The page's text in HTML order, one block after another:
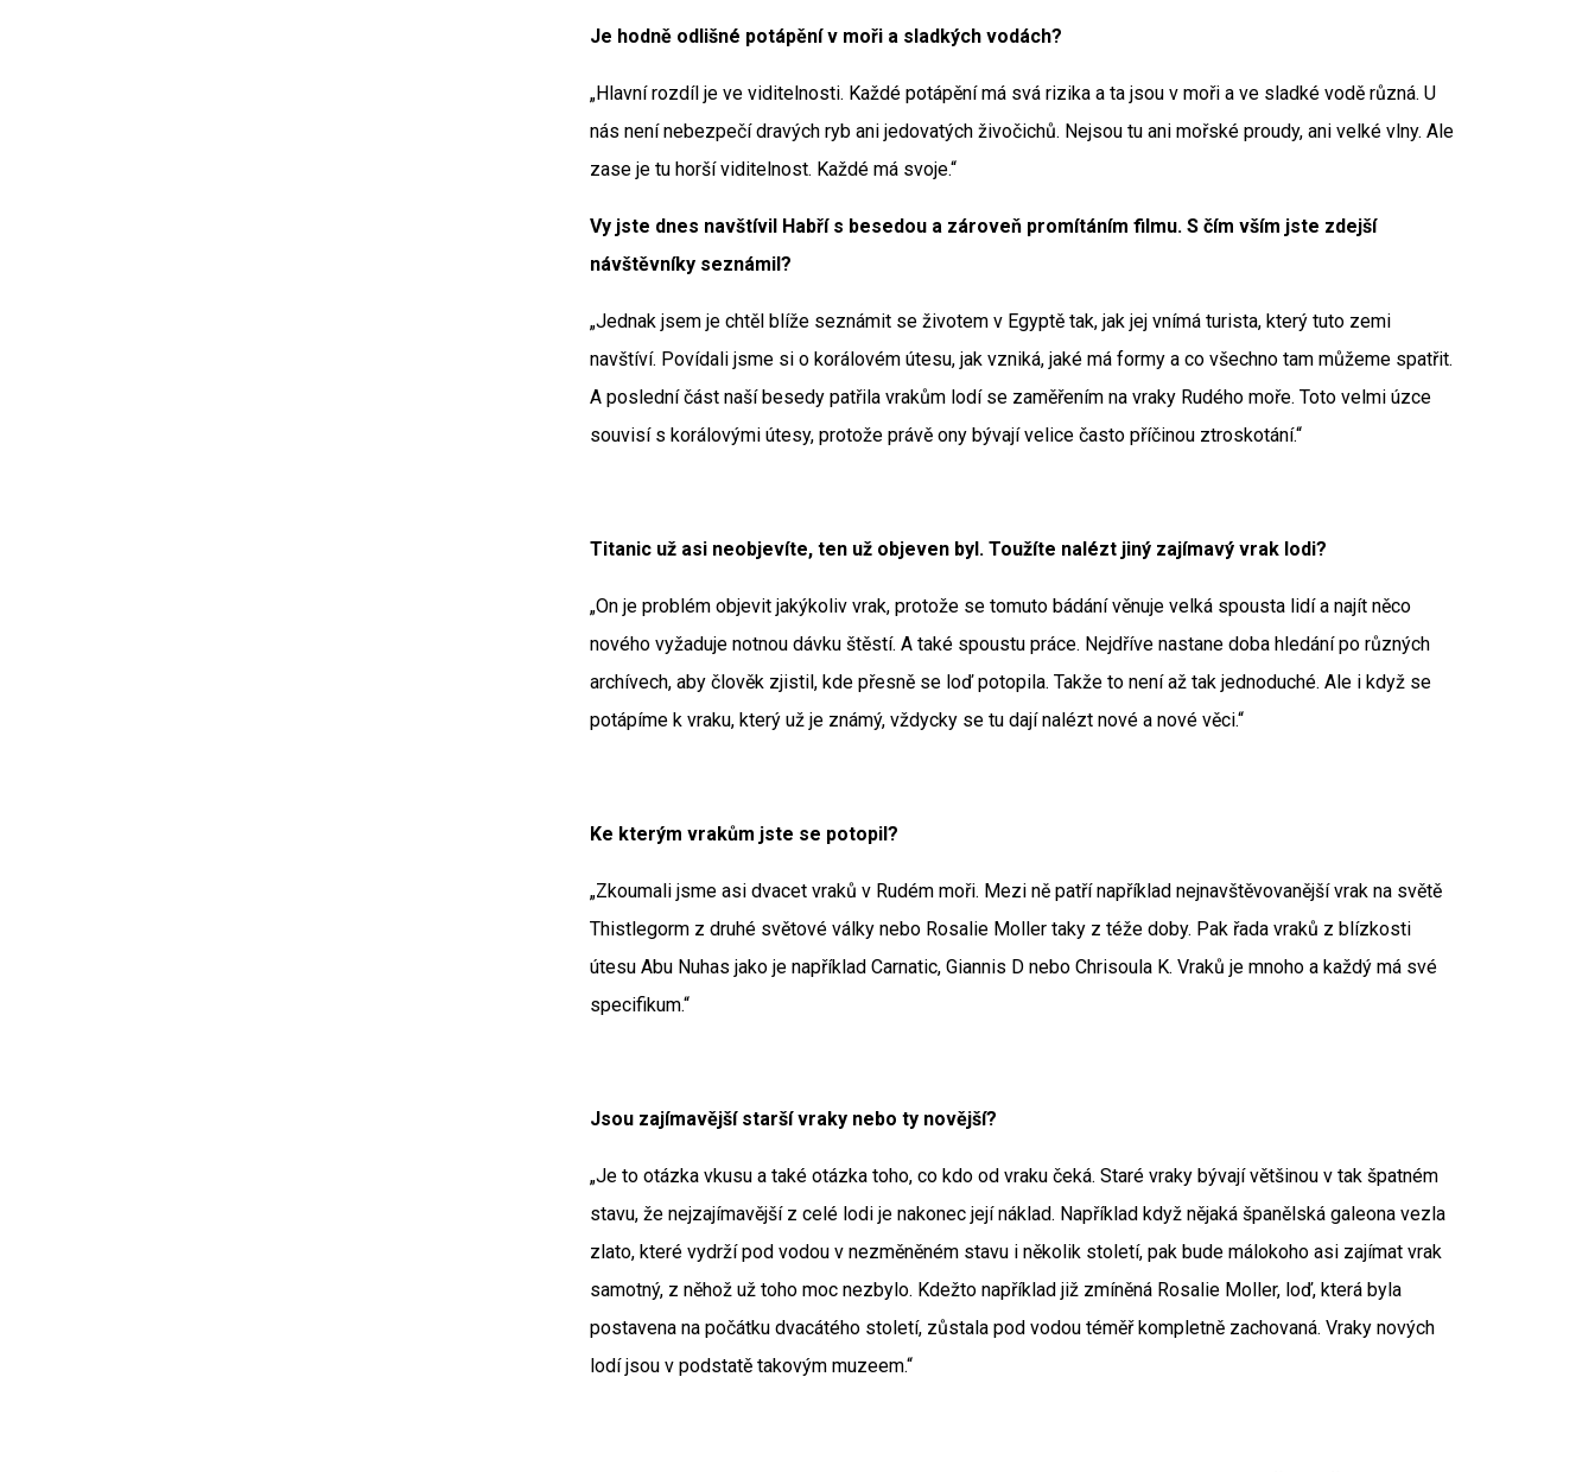
Je hodně odlišné potápění v moři a sladkých vodách?
„Hlavní rozdíl je ve viditelnosti. Každé potápění má svá rizika a ta jsou v moři a ve sladké vodě různá. U
nás není nebezpečí dravých ryb ani jedovatých živočichů. Nejsou tu ani mořské proudy, ani velké vlny. Ale
zase je tu horší viditelnost. Každé má svoje.“
Vy jste dnes navštívil Habří s besedou a zároveň promítáním filmu. S čím vším jste zdejší
návštěvníky seznámil?
„Jednak jsem je chtěl blíže seznámit se životem v Egyptě tak, jak jej vnímá turista, který tuto zemi
navštíví. Povídali jsme si o korálovém útesu, jak vzniká, jaké má formy a co všechno tam můžeme spatřit.
A poslední část naší besedy patřila vrakům lodí se zaměřením na vraky Rudého moře. Toto velmi úzce
souvisí s korálovými útesy, protože právě ony bývají velice často příčinou ztroskotání.“
Titanic už asi neobjevíte, ten už objeven byl. Toužíte nalézt jiný zajímavý vrak lodi?
„On je problém objevit jakýkoliv vrak, protože se tomuto bádání věnuje velká spousta lidí a najít něco
nového vyžaduje notnou dávku štěstí. A také spoustu práce. Nejdříve nastane doba hledání po různých
archívech, aby člověk zjistil, kde přesně se loď potopila. Takže to není až tak jednoduché. Ale i když se
potápíme k vraku, který už je známý, vždycky se tu dají nalézt nové a nové věci.“
Ke kterým vrakům jste se potopil?
„Zkoumali jsme asi dvacet vraků v Rudém moři. Mezi ně patří například nejnavštěvovanější vrak na světě
Thistlegorm z druhé světové války nebo Rosalie Moller taky z téže doby. Pak řada vraků z blízkosti
útesu Abu Nuhas jako je například Carnatic, Giannis D nebo Chrisoula K. Vraků je mnoho a každý má své
specifikum.“
Jsou zajímavější starší vraky nebo ty novější?
„Je to otázka vkusu a také otázka toho, co kdo od vraku čeká. Staré vraky bývají většinou v tak špatném
stavu, že nejzajímavější z celé lodi je nakonec její náklad. Například když nějaká španělská galeona vezla
zlato, které vydrží pod vodou v nezměněném stavu i několik století, pak bude málokoho asi zajímat vrak
samotný, z něhož už toho moc nezbylo. Kdežto například již zmíněná Rosalie Moller, loď, která byla
postavena na počátku dvacátého století, zůstala pod vodou téměř kompletně zachovaná. Vraky nových
lodí jsou v podstatě takovým muzeem.“